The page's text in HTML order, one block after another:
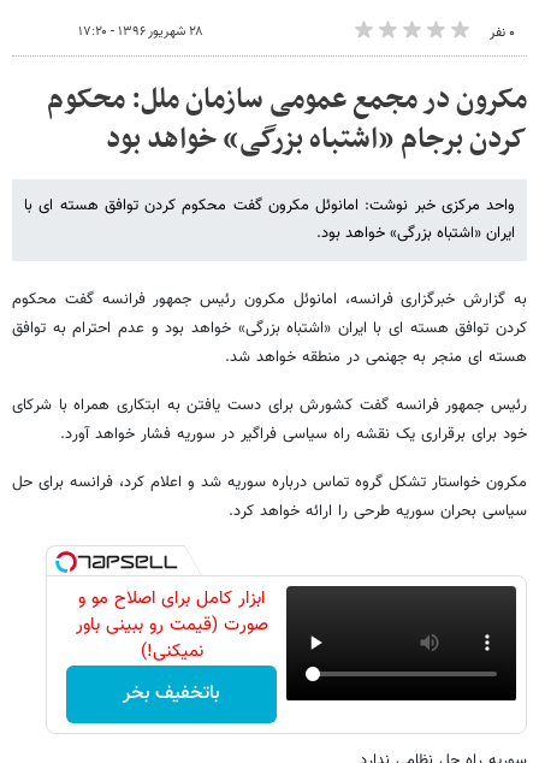
۰ نفر ۲۸ شهریور ۱۳۹۶ - ۱۷:۲۰
مکرون در مجمع عمومی سازمان ملل: محکوم
کردن برجام «اشتباه بزرگی» خواهد بود
واحد مرکزی خبر نوشت: امانوئل مکرون گفت محکوم کردن توافق هسته ای با
ایران «اشتباه بزرگی» خواهد بود.
به گزارش خبرگزاری فرانسه، امانوئل مکرون رئیس جمهور فرانسه گفت محکوم
کردن توافق هسته ای با ایران «اشتباه بزرگی» خواهد بود و عدم احترام به توافق
هسته ای منجر به جهنمی در منطقه خواهد شد.
رئیس جمهور فرانسه گفت کشورش برای دست یافتن به ابتکاری همراه با شرکای
خود برای برقراری یک نقشه راه سیاسی فراگیر در سوریه فشار خواهد آورد.
مکرون خواستار تشکل گروه تماس درباره سوریه شد و اعلام کرد، فرانسه برای حل
سیاسی بحران سوریه طرحی را ارائه خواهد کرد.
ابزار کامل برای اصلاح مو و
صورت (قیمت رو ببینی باور
نمیکنی!)
باتخفیف بخر